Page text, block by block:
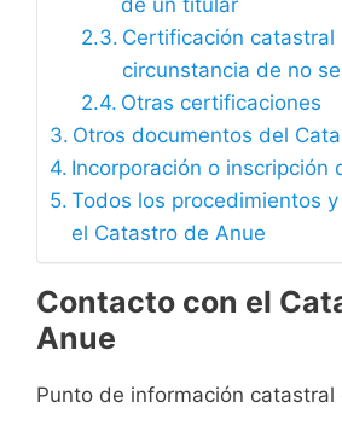
Certificación catastral
circunstancia de no
Otras certificaciones
Otros documentos del
Incorporación o inscripción
Todos los procedimientos
el Catastro de Anue
Contacto con el
Anue
Punto de información catastral